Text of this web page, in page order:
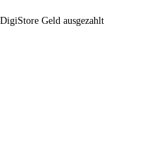
Geld ausgezahlt